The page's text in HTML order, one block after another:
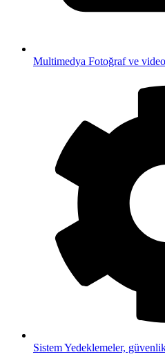
Multimedya Fotoğraf ve
SistemYedeklemeler,